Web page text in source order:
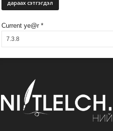
Current ye@r *